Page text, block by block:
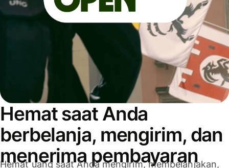
Hemat saat Anda
berbelanja, mengirim, dan
menerima pembayaran
Hemat uang saat Anda mengirim, membelanjakan,